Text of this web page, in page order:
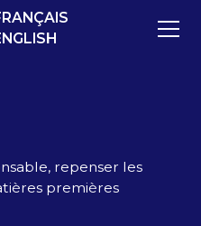
repenser les
premières